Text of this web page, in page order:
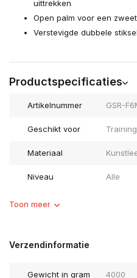
uittrekken
Open palm voor een
Verstevigde dubbele
Productspecificaties
Artikelnummer GSR-
Geschikt voor Training
Materiaal
Niveau Alle
Toon meer
Verzendinformatie
Gewicht in gram 4000